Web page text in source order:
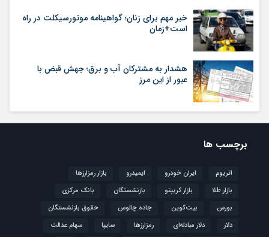
خبر مهم برای زنان؛ گواهینامه موتورسیکلت در راه
است+زمان
هشدار به مشترکان آب و برق؛ جهش قبض با
عبور از این مرز
برچسب ها
اتریوم ایران خودرو ایمیدرو
بازار رمزارزها
بازار طلا
بازار کریپتو بازنشستگان
بانک مرکزی
بورس
بیت‌کوین جاده چالوس
حقوق بازنشستگان
دلار
دلار مبادله‌ای رمزارزها سایپا
سهام عدالت